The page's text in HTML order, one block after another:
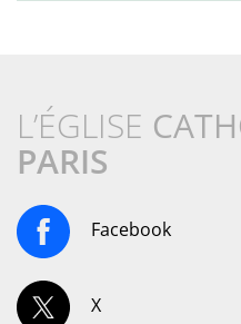
L’ÉGLISE
PARIS
Facebook
X